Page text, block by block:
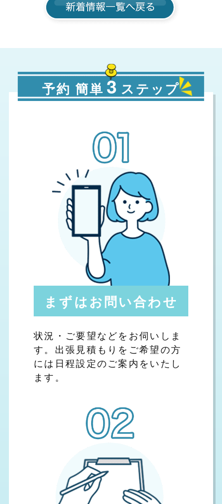
予約 簡単 3 ステップ
まずはお問い合わせ
状況・ご要望などをお伺いしま
す。出張見積もりをご希望の方
には日程設定のご案内をいたし
ます。